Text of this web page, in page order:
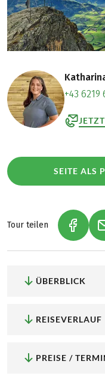
+43 6219
SEITE ALS
Tour teilen (LINK
ÜBERBLICK
REISEVERLAUF
PREISE /